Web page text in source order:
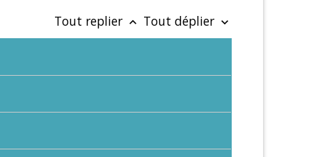
Tout replier keyboard_arrow_up Tout déplier keyboard_arrow_down